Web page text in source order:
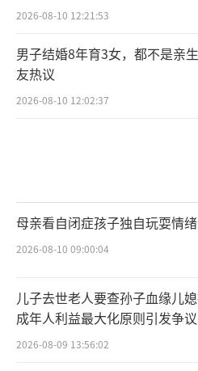
2026-08-10 12:21:53
男子结婚8年育3女，都不是亲
友热议
2026-08-10 12:02:37
母亲看自闭症孩子独自玩耍情绪
2026-08-10 09:00:04
儿子去世老人要查孙子血缘儿
成年人利益最大化原则引发争议
2026-08-09 13:56:02